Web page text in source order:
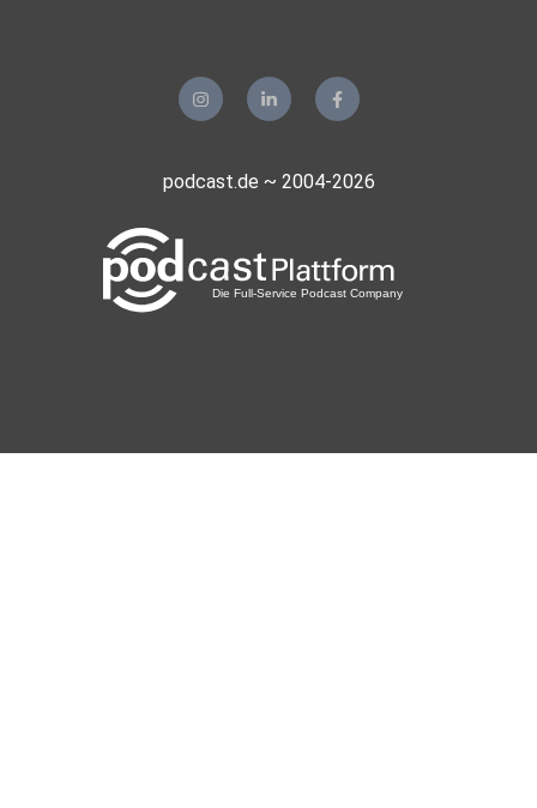
podcast.de ~ 2004-2026